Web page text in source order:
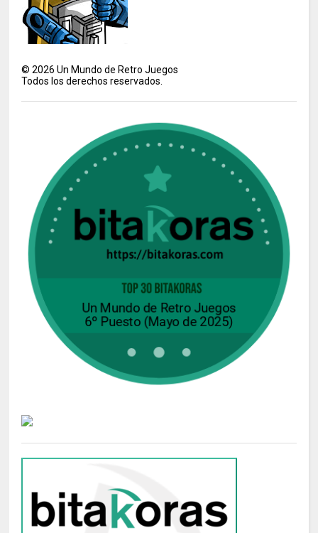
©2026 Un Mundo de Retro Juegos
Todos los derechos reservados.